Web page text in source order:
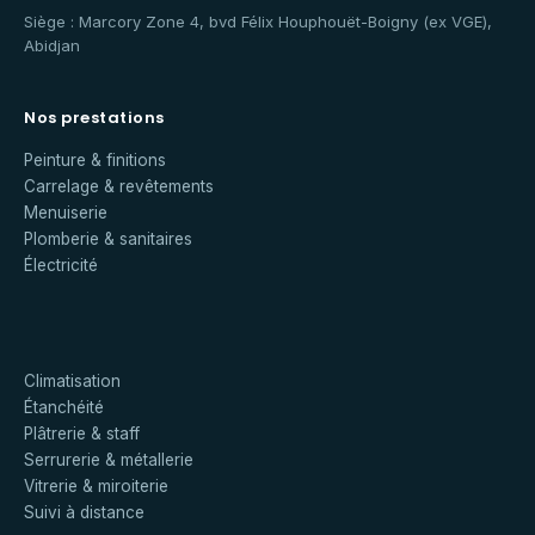
Siège : Marcory Zone 4, bvd Félix Houphouët-Boigny (ex VGE),
Abidjan
Nos prestations
Peinture & finitions
Carrelage & revêtements
Menuiserie
Plomberie & sanitaires
Électricité
Climatisation
Étanchéité
Plâtrerie & staff
Serrurerie & métallerie
Vitrerie & miroiterie
Suivi à distance